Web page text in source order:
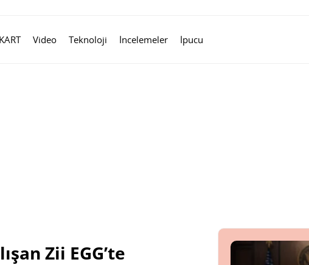
Video Teknoloji İncelemeler İpucu
Zii EGG’te